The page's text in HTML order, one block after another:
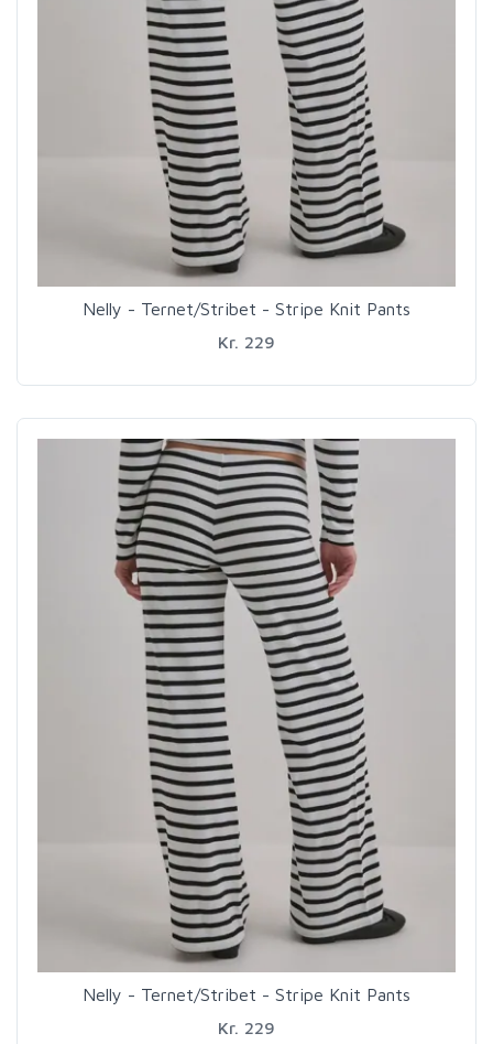
Nelly - Ternet/Stribet - Stripe Knit Pants
Kr. 229
Nelly - Ternet/Stribet - Stripe Knit Pants
Kr. 229